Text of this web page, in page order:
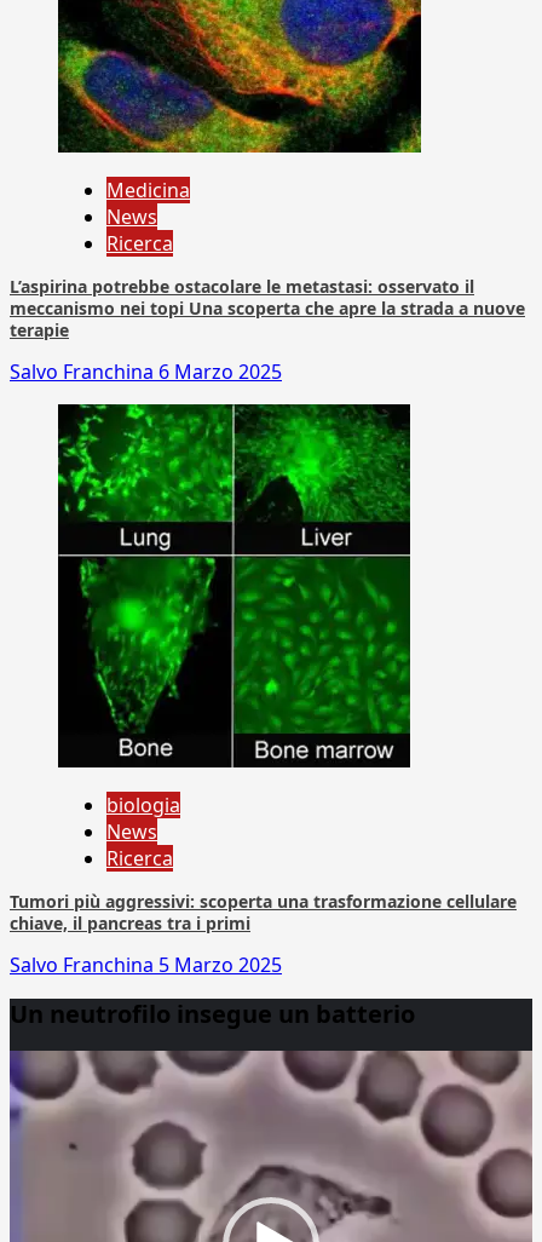
Medicina
News
Ricerca
L’aspirina potrebbe ostacolare le metastasi: osservato il
meccanismo nei topi Una scoperta che apre la strada a nuove
terapie
Salvo Franchina 6 Marzo 2025
biologia
News
Ricerca
Tumori più aggressivi: scoperta una trasformazione cellulare
chiave, il pancreas tra i primi
Salvo Franchina 5 Marzo 2025
Un neutrofilo insegue un batterio
Player